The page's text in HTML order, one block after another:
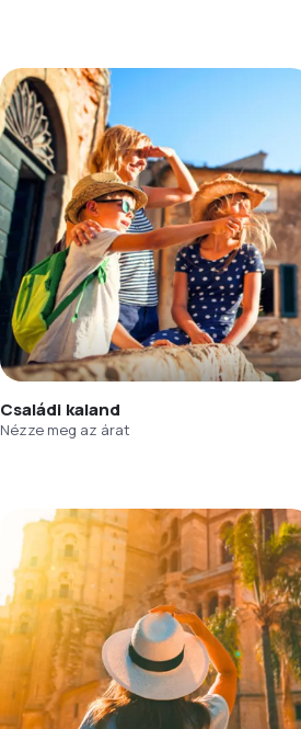
Családi kaland
Nézze meg az árat